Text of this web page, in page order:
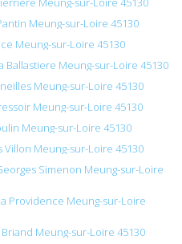
Meung-sur-Loire 45130
Meung-sur-Loire 45130
Ballastiere Meung-sur-Loire 45130
Meung-sur-Loire 45130
Meung-sur-Loire 45130
Meung-sur-Loire 45130
Villon Meung-sur-Loire 45130
Simenon Meung-sur-Loire
Providence Meung-sur-Loire
Meung-sur-Loire 45130